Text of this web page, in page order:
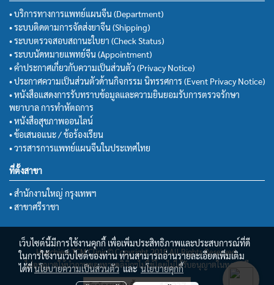
• บริการทางการแพทย์แผนจีน (Department)
• ระบบติดตามการจัดส่งยาจีน (Shipping)
• ระบบตรวจสอบสถานะใบยา (Check Status)
• ระบบนัดหมายแพทย์จีน (Appointment)
• คำประกาศเกี่ยวกับความเป็นส่วนตัว (Privacy Notice)
• ประกาศความเป็นส่วนตัวด้านกิจกรรม นิทรรศการ (Event Privacy Notice)
• หนังสือแสดงการรับทราบข้อมูลและความยินยอมรับการตรวจรักษา
พยาบาล การทำหัตถการ
• หนังสือสุขภาพออนไลน์
• ข้อเสนอแนะ / ข้อร้องเรียน
• วารสารการแพทย์แผนจีนในประเทศไทย
ที่ตั้งสาขา
• สำนักงานใหญ่ กรุงเทพฯ
• สาขาศรีราชา
Huachiew TCM Clinic© Copyright 2018 All Rights Reserved.
ไม่อนุญาตให้นำภาพของทางคลินิกฯไปใช้โดยไม่ได้รับอนุญาตในทุกกรณี
เว็บไซต์นี้มีการใช้งานคุกกี้ เพื่อเพิ่มประสิทธิภาพและประสบการณ์ที่ดี
ในการใช้งานเว็บไซต์ของท่าน ท่านสามารถอ่านรายละเอียดเพิ่มเติม
ได้ที่นโยบายความเป็นส่วนตัวและนโยบายคุกกี้